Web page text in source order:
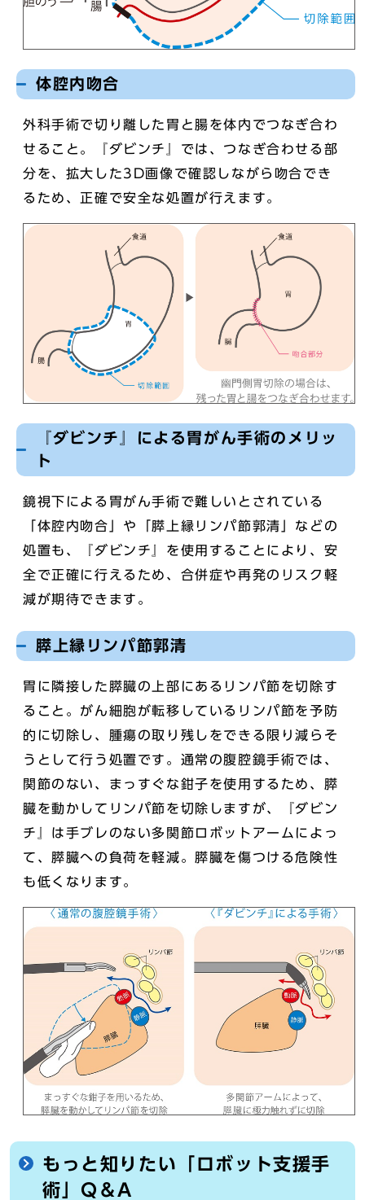
体腔内吻合
外科手術で切り離した胃と腸を体内でつなぎ合わ
せること。『ダビンチ』では、つなぎ合わせる部
分を、拡大した3D画像で確認しながら吻合でき
るため、正確で安全な処置が行えます。
『ダビンチ』による胃がん手術のメリッ
ト
鏡視下による胃がん手術で難しいとされている
「体腔内吻合」や「膵上縁リンパ節郭清」などの
処置も、『ダビンチ』を使用することにより、安
全で正確に行えるため、合併症や再発のリスク軽
減が期待できます。
膵上縁リンパ節郭清
胃に隣接した膵臓の上部にあるリンパ節を切除す
ること。がん細胞が転移しているリンパ節を予防
的に切除し、腫瘍の取り残しをできる限り減らそ
うとして行う処置です。通常の腹腔鏡手術では、
関節のない、まっすぐな鉗子を使用するため、膵
臓を動かしてリンパ節を切除しますが、『ダビン
チ』は手ブレのない多関節ロボットアームによっ
て、膵臓への負荷を軽減。膵臓を傷つける危険性
も低くなります。
もっと知りたい「ロボット支援手
術」Q＆A